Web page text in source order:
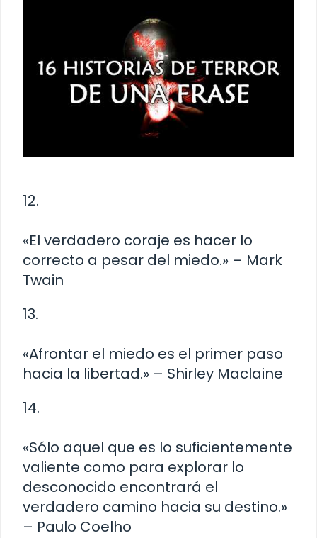
12.
«El verdadero coraje es hacer lo
correcto a pesar del miedo.» – Mark
Twain
13.
«Afrontar el miedo es el primer paso
hacia la libertad.» – Shirley Maclaine
14.
«Sólo aquel que es lo suficientemente
valiente como para explorar lo
desconocido encontrará el
verdadero camino hacia su destino.»
– Paulo Coelho